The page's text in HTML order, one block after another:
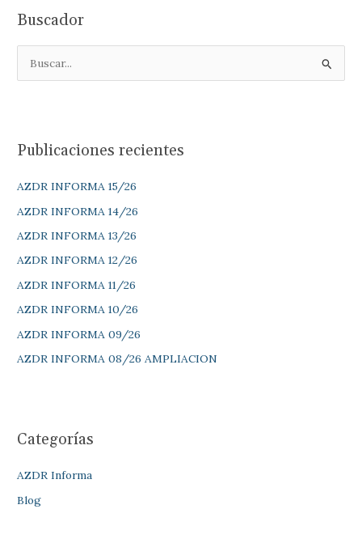
Buscador
a
o
r
:
Publicaciones recientes
AZDR INFORMA 15/26
AZDR INFORMA 14/26
AZDR INFORMA 13/26
AZDR INFORMA 12/26
AZDR INFORMA 11/26
AZDR INFORMA 10/26
AZDR INFORMA 09/26
AZDR INFORMA 08/26 AMPLIACION
Categorías
AZDR Informa
Blog